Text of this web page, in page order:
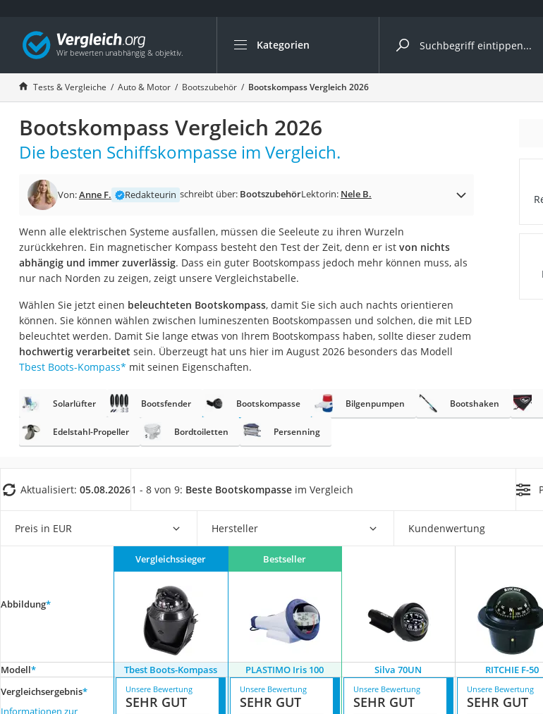
Kategorien
Die beliebtesten Vergleiche nach Kategorie
Auto & Motor
Fahrradträger-Anhängerkupplung (4 Fahrräder)
Fahrradträger
Fahrradträger (Anhängerkupplung)
Fahrradträger 3 Fahrräder
Benzinkanister (20 l)
Fahrradträger E-Bike
Benzinkanister
Marderschreck
Wagenheber 3t
AGM-Batterie Wohnmobil
Thule-Fahrradträger
FM-Transmitter
Sommerreifen 205/55 R16
Autobatterie-Ladegerät
Starthilfe mit Kompressor
Felgenbaum
Wagenheber
Service
Tests & Vergleiche Auto & Motor Bootszubehör Bootskompass Vergleich 2026
Bootskompass Vergleich 2026
Die besten Schiffskompasse im Vergleich.
Von:Anne F. Redakteurin schreibt über: BootszubehörLektorin: Nele B.
Wenn alle elektrischen Systeme ausfallen, müssen die Seeleute zu ihren Wurzeln
zurückkehren. Ein magnetischer Kompass besteht den Test der Zeit, denn er ist von nichts
abhängig und immer zuverlässig. Dass ein guter Bootskompass jedoch mehr können muss, als
nur nach Norden zu zeigen, zeigt unsere Vergleichstabelle.
Wählen Sie jetzt einen beleuchteten Bootskompass, damit Sie sich auch nachts orientieren
können. Sie können wählen zwischen lumineszenten Bootskompassen und solchen, die mit LED
beleuchtet werden. Damit Sie lange etwas von Ihrem Bootskompass haben, sollte dieser zudem
hochwertig verarbeitet sein. Überzeugt hat uns hier im August 2026 besonders das Modell
Tbest Boots-Kompass* mit seinen Eigenschaften.
Solarlüfter Bootsfender Bootskompasse Bilgenpumpen Bootshaken
Edelstahl-Propeller Bordtoiletten Persenning
Aktualisiert: 05.08.20261 - 8 von 9: Beste Bootskompasse im Vergleich
Preis in EUR Hersteller Kundenwertung
Abbildung*
Vergleichssieger Bestseller
Modell* Tbest Boots-Kompass PLASTIMO Iris 100 Silva 70UN RITCHIE F-50
Vergleichsergebnis*
Informationen zur
Unsere Bewertung
SEHR GUT
Unsere Bewertung
SEHR GUT
Unsere Bewertung
SEHR GUT
Unsere Bewertung
SEHR GUT